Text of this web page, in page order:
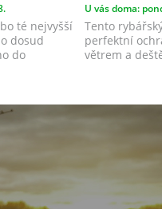
té nejvyšší
dosud
do
U vás doma:
Tento
perfektní
větrem a